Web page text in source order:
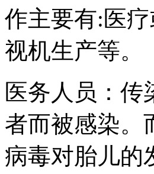
作主要有:医
视机生产等。
医务人员：传
者而被感染。
病毒对胎儿的